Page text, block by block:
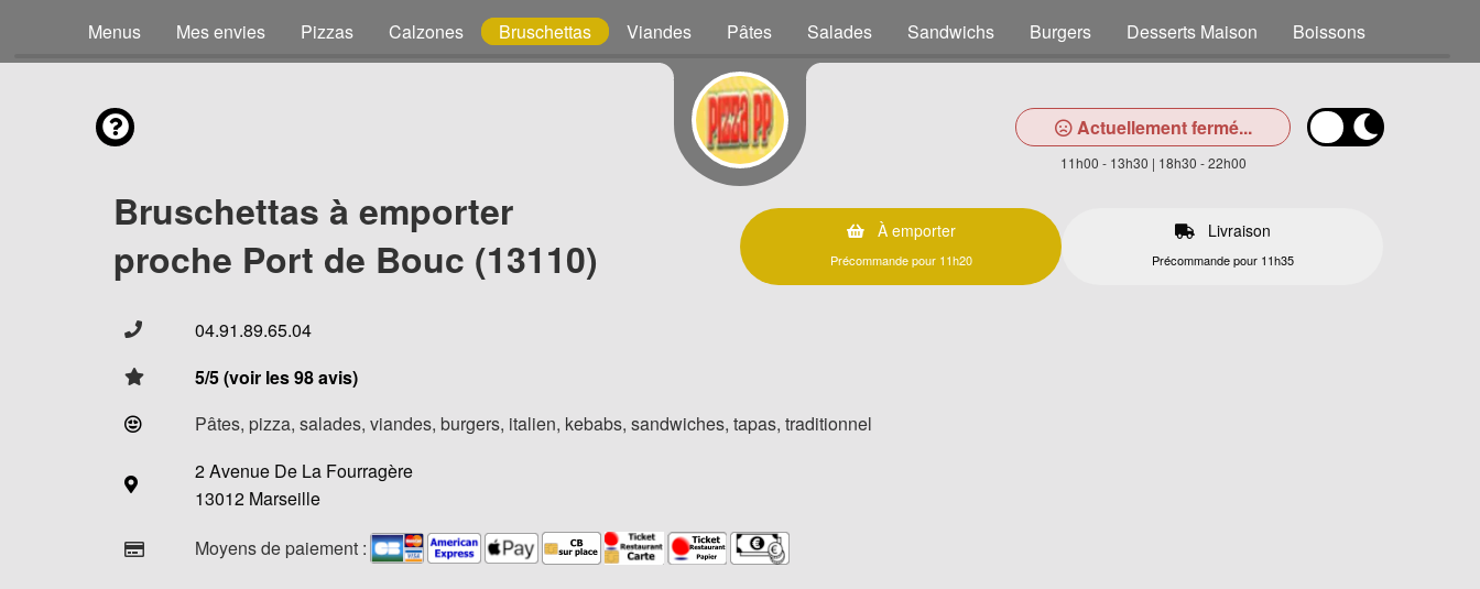
Menus Mes envies Pizzas Calzones Bruschettas Viandes Pâtes Salades Sandwichs Burgers Desserts Maison Boissons
Actuellement fermé...
11h00 - 13h30 | 18h30 - 22h00
Bruschettas à emporter
proche Port de Bouc (13110)
À emporter
Précommande pour 11h20
Livraison
Précommande pour 11h35
04.91.89.65.04
5/5 (voir les 98 avis)
Pâtes, pizza, salades, viandes, burgers, italien, kebabs, sandwiches, tapas, traditionnel
2 Avenue De La Fourragère
13012 Marseille
Moyens de paiement :